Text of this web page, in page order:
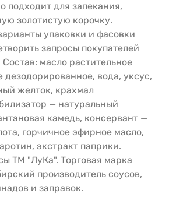
подходит для запекания,
золотистую корочку.
упаковки и фасовки
запросы покупателей
масло растительное
вода, уксус,
желток, крахмал
— натуральный
камедь, консервант —
горчичное эфирное масло,
экстракт паприки.
ТМ "ЛуКа". Торговая марка
производитель соусов,
и заправок.